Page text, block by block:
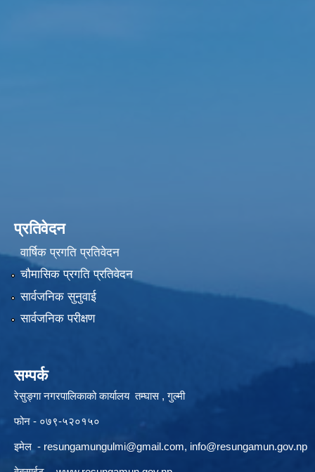
प्रतिवेदन
वार्षिक प्रगति प्रतिवेदन
चौमासिक प्रगति प्रतिवेदन
सार्वजनिक सुनुवाई
सार्वजनिक परीक्षण
सम्पर्क
रेसुङ्गा नगरपालिकाको कार्यालय तम्घास , गुल्मी
फोन - ०७९-५२०१५०
इमेल - resungamungulmi@gmail.com, info@resungamun.gov.np